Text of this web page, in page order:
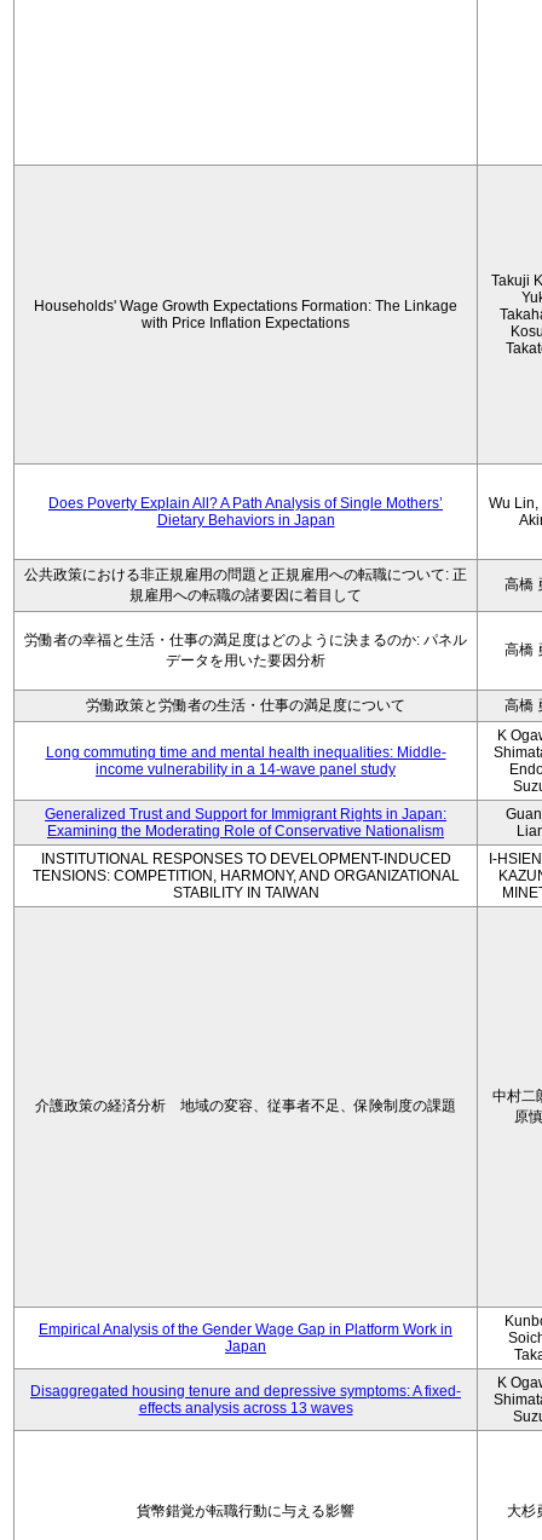
Households' Wage Growth Expectations Formation: The Linkage
with Price Inflation Expectations
Takuji
Does Poverty Explain All? A Path Analysis of Single Mothers’
Dietary Behaviors in Japan
Wu Lin,
公共政策における非正規雇用の問題と正規雇用への転職について: 正
規雇用への転職の諸要因に着目して
高橋
労働者の幸福と生活・仕事の満足度はどのように決まるのか: パネル
データを用いた要因分析
高橋
労働政策と労働者の生活・仕事の満足度について 高橋
Long commuting time and mental health inequalities: Middle-
income vulnerability in a 14-wave panel study
K
Generalized Trust and Support for Immigrant Rights in Japan:
Examining the Moderating Role of Conservative Nationalism
INSTITUTIONAL RESPONSES TO DEVELOPMENT-INDUCED
TENSIONS: COMPETITION, HARMONY, AND ORGANIZATIONAL
STABILITY IN TAIWAN
I-
介護政策の経済分析 地域の変容、従事者不足、保険制度の課題
中村二
原
Empirical Analysis of the Gender Wage Gap in Platform Work in
Japan
Disaggregated housing tenure and depressive symptoms: A fixed-
effects analysis across 13 waves
K
貨幣錯覚が転職行動に与える影響 大杉